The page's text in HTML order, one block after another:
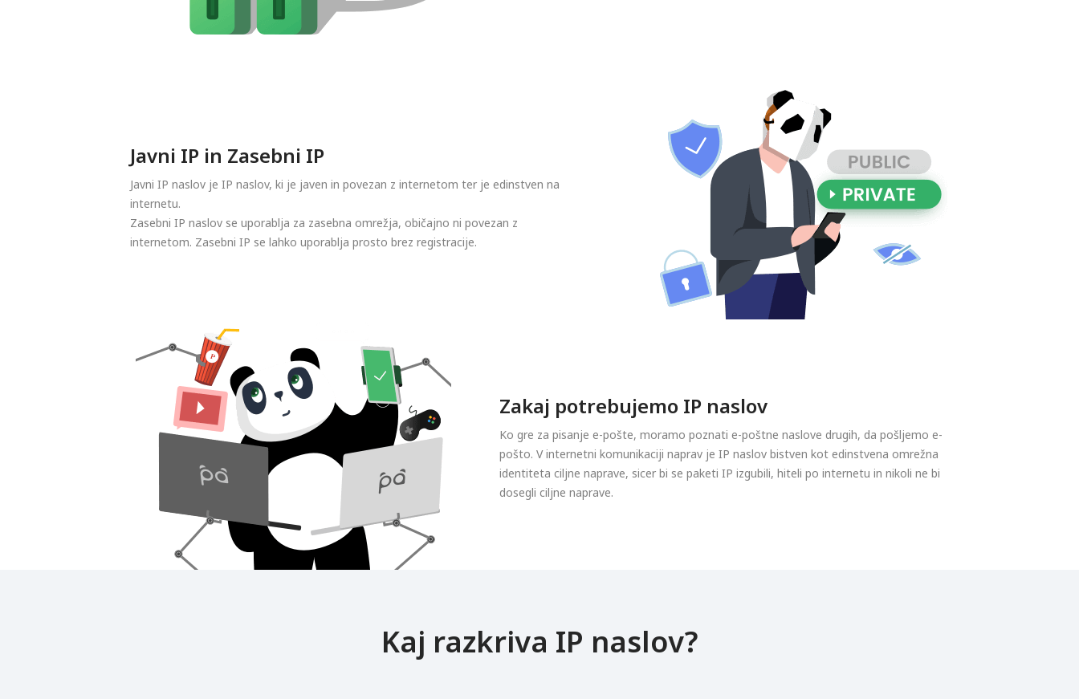
Javni IP in Zasebni IP
Javni IP naslov je IP naslov, ki je javen in povezan z internetom ter je edinstven na
internetu.
Zasebni IP naslov se uporablja za zasebna omrežja, običajno ni povezan z
internetom. Zasebni IP se lahko uporablja prosto brez registracije.
Zakaj potrebujemo IP naslov
Ko gre za pisanje e-pošte, moramo poznati e-poštne naslove drugih, da pošljemo e-
pošto. V internetni komunikaciji naprav je IP naslov bistven kot edinstvena omrežna
identiteta ciljne naprave, sicer bi se paketi IP izgubili, hiteli po internetu in nikoli ne bi
dosegli ciljne naprave.
Kaj razkriva IP naslov?